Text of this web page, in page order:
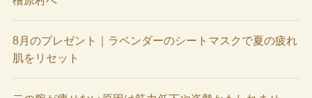
8月のプレゼント｜ラベンダーのシートマスクで夏の疲れ
肌をリセット